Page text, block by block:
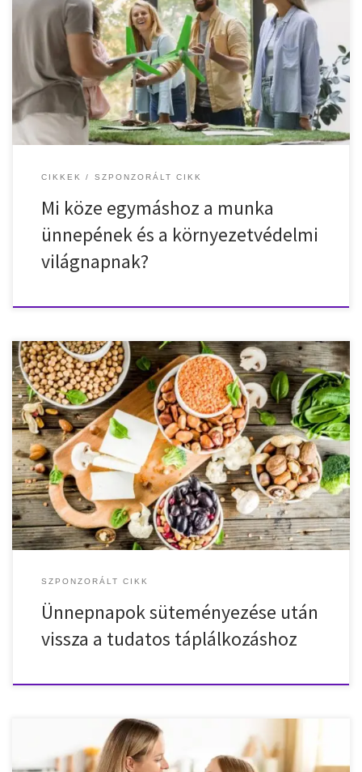
június 5-én ünnepeljük, és bár látszólag két teljesen különálló
eseményről van szó, valójában több párhuzamot is
felfedezhetünk közöttük. Mindkettő a társadalmi felelősségvállalás
jelentőségére hívja fel a figyelmet, valamint olyan történelemmel
bír, ahol az emberek életünk legfontosabb kérdéseire kerestek –
és találtak több […]
CIKKEK SZPONZORÁLT CIKK
Mi köze egymáshoz a munka
ünnepének és a környezetvédelmi
világnapnak?
Az ünnepek végeztével sokunkban felmerül az igény a
visszatérésre a tudatos, kiegyensúlyozott étkezéshez, hogy
ellensúlyozzuk az ünnepi lakomák és édességek okozta terhelést.
Ehhez szükség van egy jó tervre, amely táplálékkiegészítők, diétás
alapelvek és akár böjtölési módszerek kombinálásával támogatja
testünk megújulását. 1. Első lépés: Vissza a természetes
alapanyagokhoz A természetes alapanyagok […]
SZPONZORÁLT CIKK
Ünnepnapok süteményezése után
vissza a tudatos táplálkozáshoz